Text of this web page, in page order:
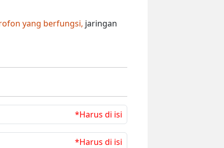
yang berfungsi, jaringan
*Harus di isi
*Harus di isi